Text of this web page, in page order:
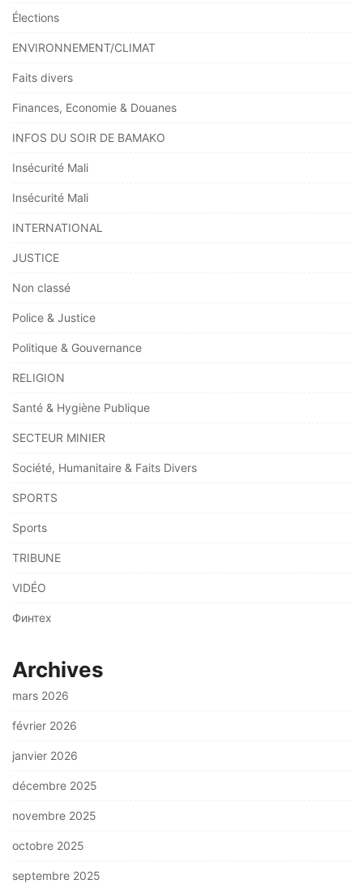
Élections
ENVIRONNEMENT/CLIMAT
Faits divers
Finances, Economie & Douanes
INFOS DU SOIR DE BAMAKO
Insécurité Mali
Insécurité Mali
INTERNATIONAL
JUSTICE
Non classé
Police & Justice
Politique & Gouvernance
RELIGION
Santé & Hygiène Publique
SECTEUR MINIER
Société, Humanitaire & Faits Divers
SPORTS
Sports
TRIBUNE
VIDÉO
Финтех
Archives
mars 2026
février 2026
janvier 2026
décembre 2025
novembre 2025
octobre 2025
septembre 2025